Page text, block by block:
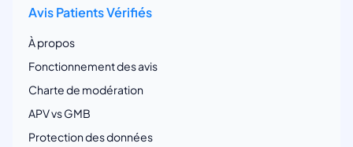
Avis Patients Vérifiés
À propos
Fonctionnement des avis
Charte de modération
APV vs GMB
Protection des données